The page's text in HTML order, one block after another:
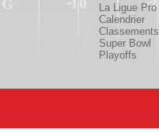
La Ligue Pro
Calendrier
Classements
Super Bowl
Playoffs